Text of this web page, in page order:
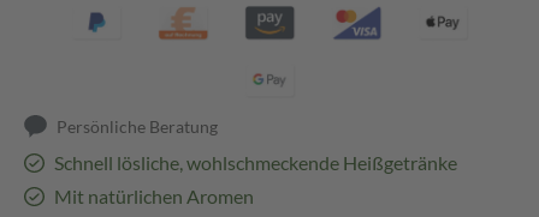
Persönliche Beratung
Schnell lösliche, wohlschmeckende Heißgetränke
Mit natürlichen Aromen